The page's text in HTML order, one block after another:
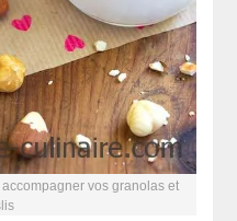
accompagner vos granolas et